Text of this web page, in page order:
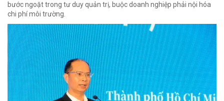
bước ngoặt trong tư duy quản trị, buộc doanh nghiệp phải nội hóa
chi phí môi trường.